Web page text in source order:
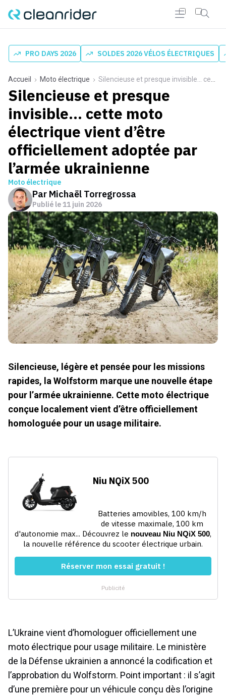
PRO DAYS 2026 SOLDES 2026 VÉLOS ÉLECTRIQUES
Accueil Moto électrique Silencieuse et presque invisible... cette moto électrique vient d’être officiellement adoptée par l’armée ukrainienne
Silencieuse et presque
invisible... cette moto
électrique vient d’être
officiellement adoptée par
l’armée ukrainienne
Moto électrique
Par Michaël Torregrossa
Publié le11 juin 2026
Silencieuse, légère et pensée pour les missions
rapides, la Wolfstorm marque une nouvelle étape
pour l’armée ukrainienne. Cette moto électrique
conçue localement vient d’être officiellement
homologuée pour un usage militaire.
L’Ukraine vient d’homologuer officiellement une
moto électrique pour usage militaire. Le ministère
de la Défense ukrainien a annoncé la codification et
l’approbation du Wolfstorm. Point important : il s’agit
d’une première pour un véhicule conçu dès l’origine